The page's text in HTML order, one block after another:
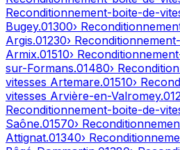
Reconditionnement-boite-de-
Bugey.01300›
Argis.01230›
Armix.01510›
sur-Formans.01480›
vitesses Artemare.01510›
vitesses Arvière-en-Valromey.
Reconditionnement-boite-de-
Saône.01570›
Attignat.01340›